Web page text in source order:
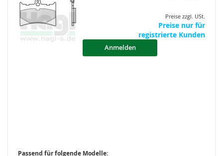
Preise zzgl. USt.
Preise nur für
registrierte Kunden
Anmelden
Passend für folgende Modelle: